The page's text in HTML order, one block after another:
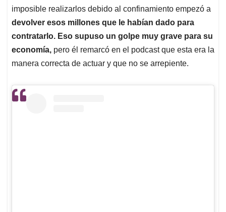
imposible realizarlos debido al confinamiento empezó a
devolver esos millones que le habían dado para
contratarlo. Eso supuso un golpe muy grave para su
economía, pero él remarcó en el podcast que esta era la
manera correcta de actuar y que no se arrepiente.